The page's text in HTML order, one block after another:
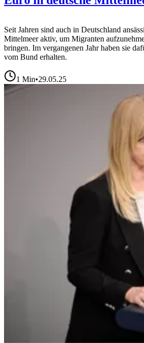
Seit Jahren sind auch in Deutschland
Mittelmeer aktiv, um Migranten
bringen. Im vergangenen Jahr haben sie
vom Bund erhalten.
1 Min•29.05.25